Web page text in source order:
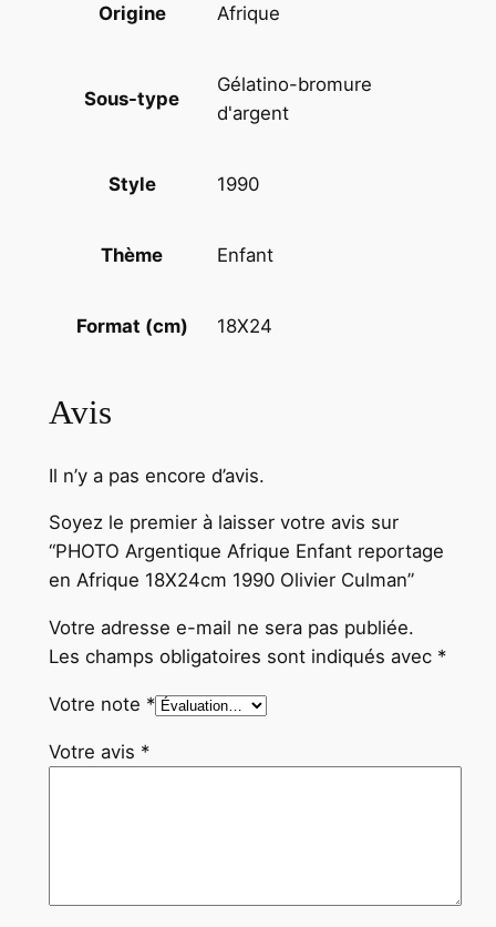
9
O
i
v
i
e
r
u
m
Origine Afrique
Sous-type
Gélatino-bromure
d'argent
Style 1990
Thème Enfant
Format (cm) 18X24
Avis
Il n’y a pas encore d’avis.
Soyez le premier à laisser votre avis sur
“PHOTO Argentique Afrique Enfant reportage
en Afrique 18X24cm 1990 Olivier Culman”
Votre adresse e-mail ne sera pas publiée.
Les champs obligatoires sont indiqués avec *
Votre note *
Votre avis *